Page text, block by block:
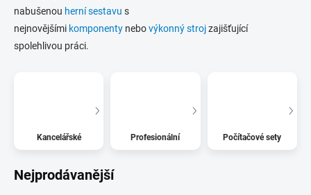
nabušenou herní sestavu s
nejnovějšími komponenty nebovýkonný strojzajišťující
spolehlivou práci.
Kancelářské Profesionální Počítačové sety
Nejprodávanější